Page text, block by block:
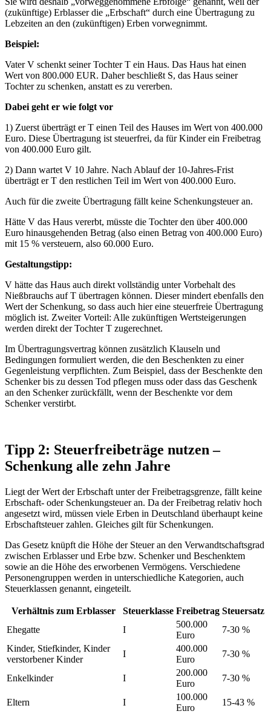
(zukünftige) Erblasser die „Erbschaft“ durch eine Übertragung zu
Lebzeiten an den (zukünftigen) Erben vorwegnimmt.
Beispiel:
Vater V schenkt seiner Tochter T ein Haus. Das Haus hat einen
Wert von 800.000 EUR. Daher beschließt S, das Haus seiner
Tochter zu schenken, anstatt es zu vererben.
Dabei geht er wie folgt vor
1) Zuerst überträgt er T einen Teil des Hauses im Wert von 400.000
Euro. Diese Übertragung ist steuerfrei, da für Kinder ein Freibetrag
von 400.000 Euro gilt.
2) Dann wartet V 10 Jahre. Nach Ablauf der 10-Jahres-Frist
überträgt er T den restlichen Teil im Wert von 400.000 Euro.
Auch für die zweite Übertragung fällt keine Schenkungsteuer an.
Hätte V das Haus vererbt, müsste die Tochter den über 400.000
Euro hinausgehenden Betrag (also einen Betrag von 400.000 Euro)
mit 15 % versteuern, also 60.000 Euro.
Gestaltungstipp:
V hätte das Haus auch direkt vollständig unter Vorbehalt des
Nießbrauchs auf T übertragen können. Dieser mindert ebenfalls den
Wert der Schenkung, so dass auch hier eine steuerfreie Übertragung
möglich ist. Zweiter Vorteil: Alle zukünftigen Wertsteigerungen
werden direkt der Tochter T zugerechnet.
Im Übertragungsvertrag können zusätzlich Klauseln und
Bedingungen formuliert werden, die den Beschenkten zu einer
Gegenleistung verpflichten. Zum Beispiel, dass der Beschenkte den
Schenker bis zu dessen Tod pflegen muss oder dass das Geschenk
an den Schenker zurückfällt, wenn der Beschenkte vor dem
Schenker verstirbt.
Tipp 2: Steuerfreibeträge nutzen –
Schenkung alle zehn Jahre
Liegt der Wert der Erbschaft unter der Freibetragsgrenze, fällt keine
Erbschaft- oder Schenkungsteuer an. Da der Freibetrag relativ hoch
angesetzt wird, müssen viele Erben in Deutschland überhaupt keine
Erbschaftsteuer zahlen. Gleiches gilt für Schenkungen.
Das Gesetz knüpft die Höhe der Steuer an den Verwandtschaftsgrad
zwischen Erblasser und Erbe bzw. Schenker und Beschenktem
sowie an die Höhe des erworbenen Vermögens. Verschiedene
Personengruppen werden in unterschiedliche Kategorien, auch
Steuerklassen genannt, eingeteilt.
Verhältnis zum Erblasser Steuerklasse Freibetrag Steuersatz
Ehegatte
I
500.000
Euro
7-30 %
Kinder, Stiefkinder, Kinder
verstorbener Kinder
I
400.000
Euro
7-30 %
Enkelkinder I
200.000
Euro
7-30 %
Eltern I
100.000
Euro
15-43 %